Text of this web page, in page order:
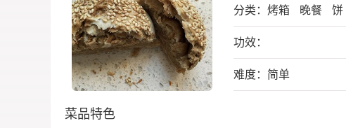
分类： 烤箱 晚餐 饼
功效：
难度：简单
菜品特色